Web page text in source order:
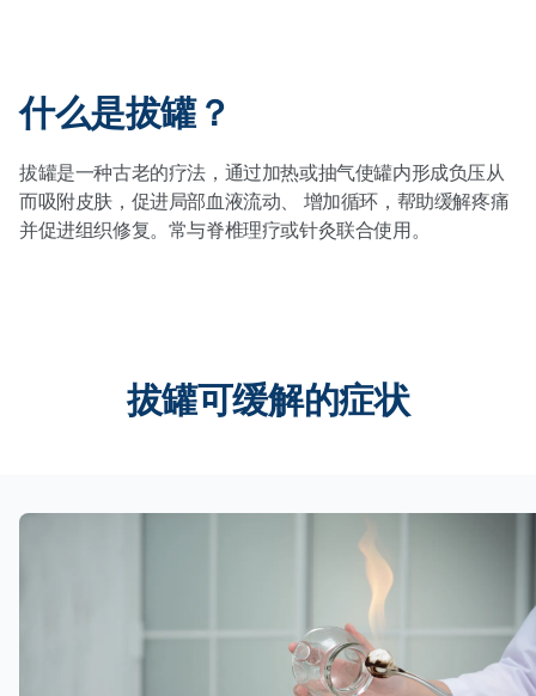
什么是拔罐？
拔罐是一种古老的疗法，通过加热或抽气使罐内形成负压从
而吸附皮肤，促进局部血液流动、 增加循环，帮助缓解疼痛
并促进组织修复。常与脊椎理疗或针灸联合使用。
拔罐可缓解的症状